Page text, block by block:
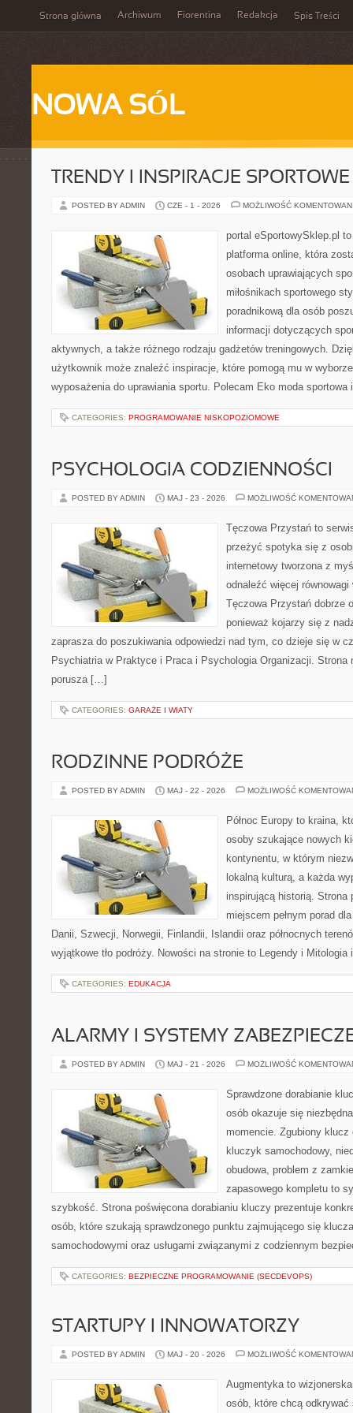
Strona główna Archiwum Fiorentina Redakcja Spis Treści
NOWA SÓL
TRENDY I INSPIRACJE SPORTOWE
POSTED BY ADMIN CZE - 1 - 2026 MOŻLIWOŚĆ
portal eSportowySklep.pl
platforma online, która
osobach uprawiających
miłośnikach sportowego
poradnikową dla osób
informacji dotyczących
aktywnych, a także różnego rodzaju gadżetów treningowych.
użytkownik może znaleźć inspiracje, które pomogą mu w
wyposażenia do uprawiania sportu. Polecam Eko moda
CATEGORIES: PROGRAMOWANIE NISKOPOZIOMOWE
PSYCHOLOGIA CODZIENNOŚCI
POSTED BY ADMIN MAJ - 23 - 2026 MOŻLIWOŚĆ
Tęczowa Przystań to
przeżyć spotyka się z
internetowy tworzona z
odnaleźć więcej
Tęczowa Przystań dobrze
ponieważ kojarzy się z
zaprasza do poszukiwania odpowiedzi nad tym, co dzieje się w
Psychiatria w Praktyce i Praca i Psychologia Organizacji. Strona
porusza […]
CATEGORIES: GARAŻE I WIATY
RODZINNE PODRÓŻE
POSTED BY ADMIN MAJ - 22 - 2026 MOŻLIWOŚĆ
Północ Europy to kraina,
osoby szukające nowych
kontynentu, w którym
lokalną kulturą, a każda
inspirującą historią.
miejscem pełnym porad
Danii, Szwecji, Norwegii, Finlandii, Islandii oraz północnych
wyjątkowe tło podróży. Nowości na stronie to Legendy i
CATEGORIES: EDUKACJA
ALARMY I SYSTEMY
POSTED BY ADMIN MAJ - 21 - 2026 MOŻLIWOŚĆ
Sprawdzone dorabianie
osób okazuje się
momencie. Zgubiony
kluczyk samochodowy,
obudowa, problem z
zapasowego kompletu to
szybkość. Strona poświęcona dorabianiu kluczy prezentuje
osób, które szukają sprawdzonego punktu zajmującego się
samochodowymi oraz usługami związanymi z codziennym
CATEGORIES: BEZPIECZNE PROGRAMOWANIE (SECDEVOPS)
STARTUPY I INNOWATORZY
POSTED BY ADMIN MAJ - 20 - 2026 MOŻLIWOŚĆ
Augmentyka to
osób, które chcą odkrywać